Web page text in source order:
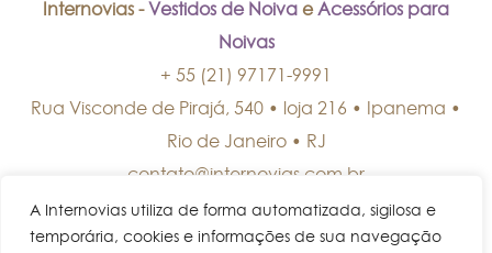
A Internovias utiliza de forma automatizada, sigilosa e
temporária, cookies e informações de sua navegação
Internovias - Vestidos de Noiva eAcessórios para
Noivas
+ 55 (21) 97171-9991
Rua Visconde de Pirajá, 540 • loja 216 • Ipanema •
Rio de Janeiro• RJ
contato@internovias.com.br